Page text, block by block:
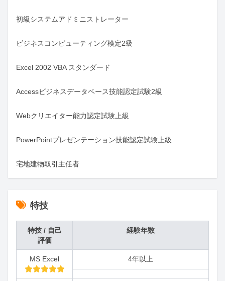
初級システムアドミニストレーター
ビジネスコンピューティング検定2級
Excel 2002 VBA スタンダード
Accessビジネスデータベース技能認定試験2級
Webクリエイター能力認定試験上級
PowerPointプレゼンテーション技能認定試験上級
宅地建物取引主任者
特技
特技 / 自己
評価
経験年数
MS Excel 4年以上